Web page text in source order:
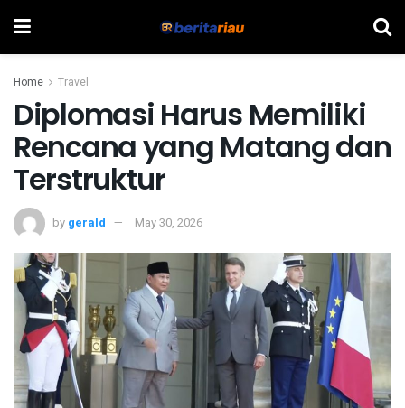
Home Travel
Diplomasi Harus Memiliki
Rencana yang Matang dan
Terstruktur
by gerald May 30, 2026